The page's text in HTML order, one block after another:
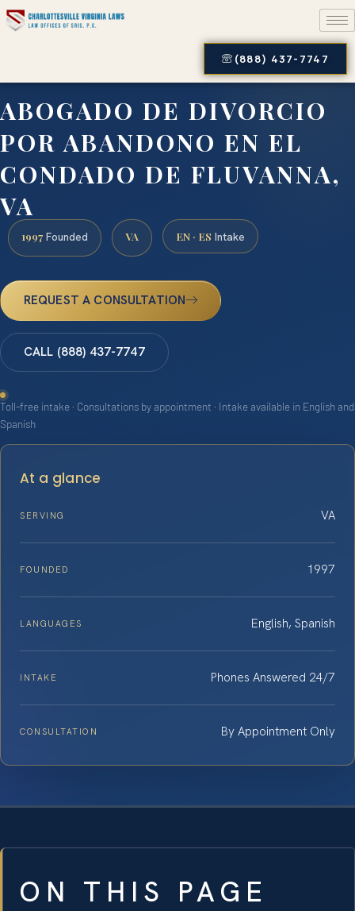
(888) 437-7747
ABOGADO DE DIVORCIO
POR ABANDONO EN EL
CONDADO DE FLUVANNA,
VA
1997 Founded VA EN · ES Intake
REQUEST A CONSULTATION
CALL (888) 437-7747
Toll-free intake · Consultations by appointment · Intake available in English and
Spanish
At a glance
SERVING VA
FOUNDED 1997
LANGUAGES English, Spanish
INTAKE Phones Answered 24/7
CONSULTATION By Appointment Only
ON THIS PAGE